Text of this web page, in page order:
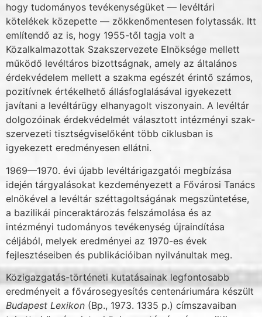
hogy tudományos te­vékenységüket — levéltári
kötelékek közepette — zökkenőmentesen folytassák. Itt
emlí­tendő az is, hogy 1955-től tagja volt a
Közalkalmazottak Szakszervezete Elnöksége mellett
működő levéltáros bizottságnak, amely az általános
érdekvédelem mellett a szakma egé­szét érintő számos,
pozitívnek értékelhető állásfoglalásával igyekezett
javítani a levéltárügy elhanyagolt viszonyain. A levéltár
dolgozóinak érdekvédelmét választott intézményi szak­
szervezeti tisztségviselőként több ciklusban is
igyekezett eredményesen ellátni.
1969—1970. évi újabb levéltárigazgatói megbízása
idején tárgyalásokat kezdeménye­zett a Fővárosi Tanács
elnökével a levéltár széttagoltságának megszüntetése,
a bazilikái pin­ceraktározás felszámolása és az
intézményi tudományos tevékenység újraindítása
céljából, melyek eredményei az 1970-es évek
fejlesztéseiben és publikációiban nyilvánultak meg.
Közigazgatás-történeti kutatásainak legfontosabb
eredményeit a fővárosegyesítés cen­tenáriumára készült
Budapest Lexikon (Bp., 1973. 1335 p.) címszavaiban